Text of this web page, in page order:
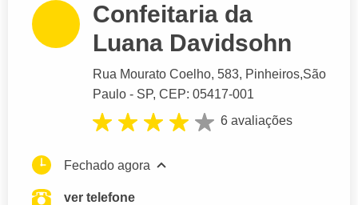
Confeitaria da
Luana Davidsohn
Rua Mourato Coelho, 583, Pinheiros,São
Paulo - SP, CEP: 05417-001
6 avaliações
Fechado agora
ver telefone